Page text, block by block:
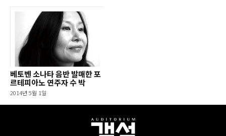
베토벤 소나타 음반 발매한 포
르테피아노 연주자 수 박
2014년 5월 1일